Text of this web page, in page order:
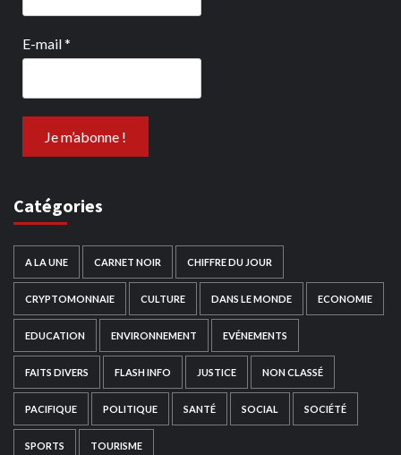
E-mail*
Catégories
A LA UNE CARNET NOIR CHIFFRE DU JOUR
CRYPTOMONNAIE CULTURE DANS LE MONDE ECONOMIE
EDUCATION ENVIRONNEMENT EVÉNEMENTS
FAITS DIVERS FLASH INFO JUSTICE NON CLASSÉ
PACIFIQUE POLITIQUE SANTÉ SOCIAL SOCIÉTÉ
SPORTS TOURISME